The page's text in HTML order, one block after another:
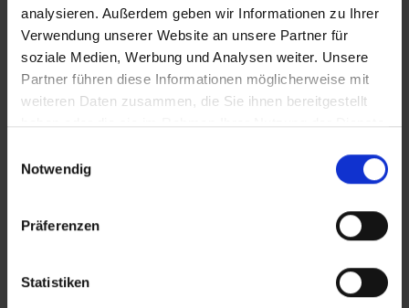
analysieren. Außerdem geben wir Informationen zu Ihrer
Verwendung unserer Website an unsere Partner für
soziale Medien, Werbung und Analysen weiter. Unsere
Partner führen diese Informationen möglicherweise mit
weiteren Daten zusammen, die Sie ihnen bereitgestellt
haben oder die sie im Rahmen Ihrer Nutzung der Dienste
Notwendig
Präferenzen
Statistiken